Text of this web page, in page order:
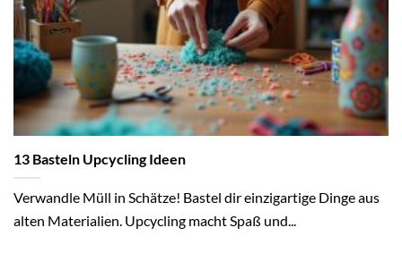
13 Basteln Upcycling Ideen
Verwandle Müll in Schätze! Bastel dir einzigartige Dinge aus
alten Materialien. Upcycling macht Spaß und...